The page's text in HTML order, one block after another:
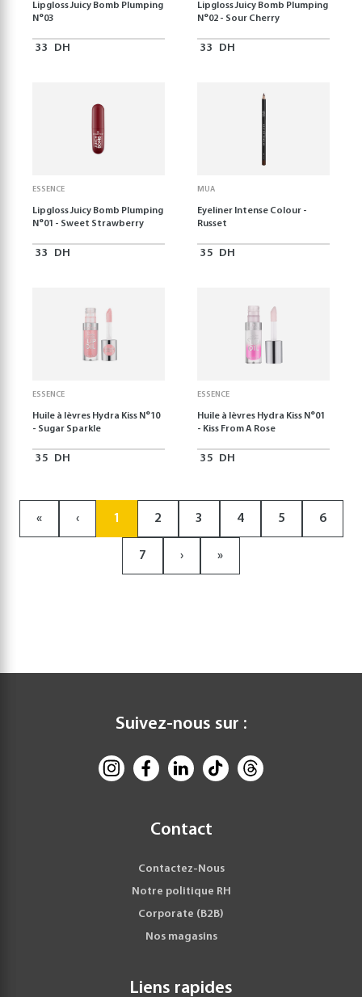
Lipgloss Juicy Bomb Plumping
N°03
33 DH
Lipgloss Juicy Bomb Plumping
N°02 - Sour Cherry
33 DH
ESSENCE
Lipgloss Juicy Bomb Plumping
N°01 - Sweet Strawberry
33 DH
MUA
Eyeliner Intense Colour -
Russet
35 DH
ESSENCE
Huile à lèvres Hydra Kiss N°10
- Sugar Sparkle
35 DH
ESSENCE
Huile à lèvres Hydra Kiss N°01
- Kiss From A Rose
35 DH
« ‹ 1 2 3 4 5 6
7 › »
Suivez-nous sur :
Contact
Contactez-Nous
Notre politique RH
Corporate (B2B)
Nos magasins
Liens rapides